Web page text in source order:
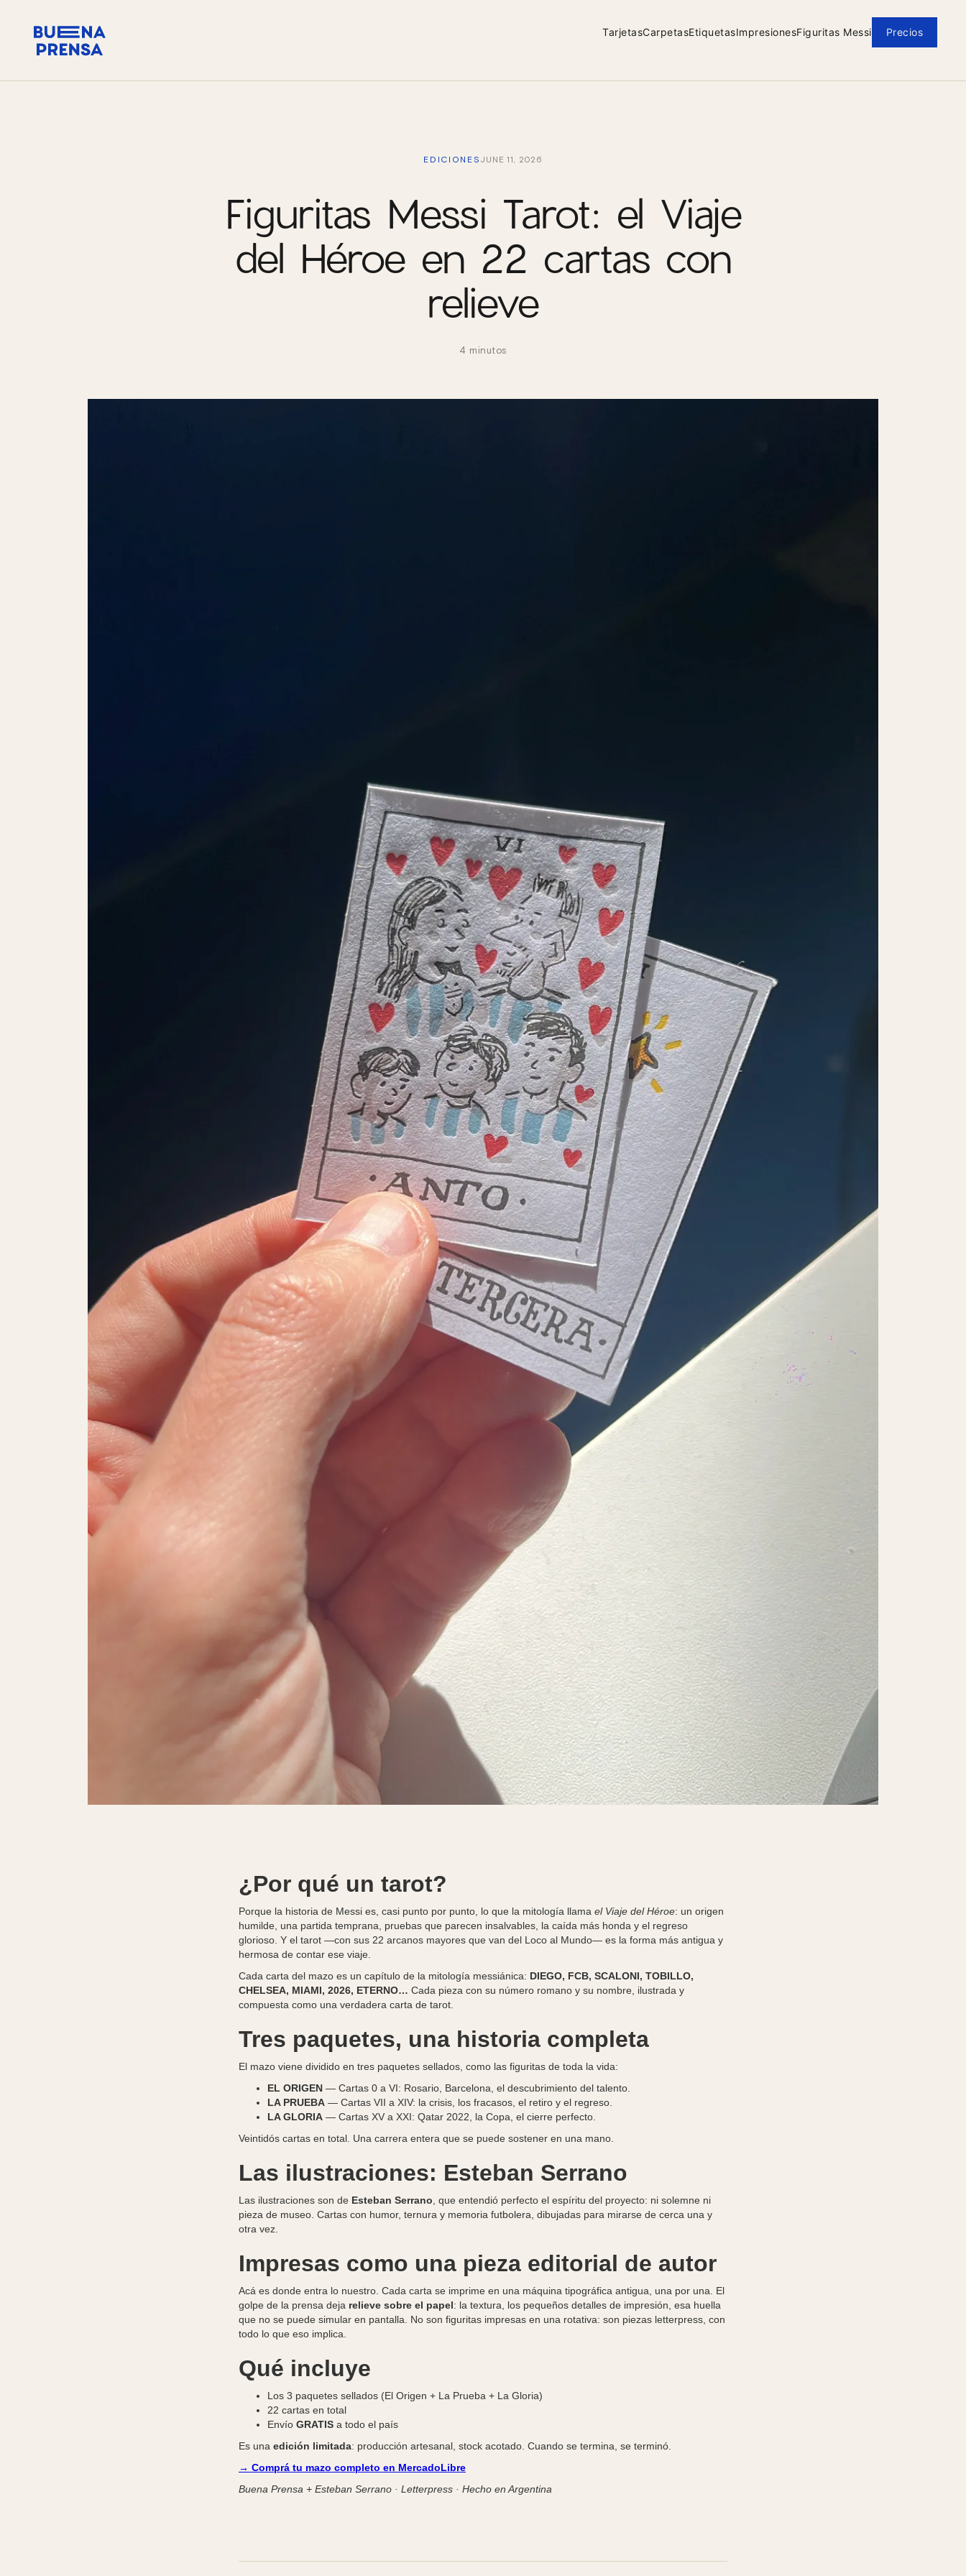
TarjetasCarpetasEtiquetasImpresionesFiguritas Messi Precios
EDICIONES JUNE 11, 2026
Figuritas Messi Tarot: el Viaje
del Héroe en 22 cartas con
relieve
4 minutos
¿Por qué un tarot?
Porque la historia de Messi es, casi punto por punto, lo que la mitología llama el Viaje del Héroe: un origen
humilde, una partida temprana, pruebas que parecen insalvables, la caída más honda y el regreso
glorioso. Y el tarot —con sus 22 arcanos mayores que van del Loco al Mundo— es la forma más antigua y
hermosa de contar ese viaje.
Cada carta del mazo es un capítulo de la mitología messiánica: DIEGO, FCB, SCALONI, TOBILLO,
CHELSEA, MIAMI, 2026, ETERNO… Cada pieza con su número romano y su nombre, ilustrada y
compuesta como una verdadera carta de tarot.
Tres paquetes, una historia completa
El mazo viene dividido en tres paquetes sellados, como las figuritas de toda la vida:
EL ORIGEN — Cartas 0 a VI: Rosario, Barcelona, el descubrimiento del talento.
LA PRUEBA — Cartas VII a XIV: la crisis, los fracasos, el retiro y el regreso.
LA GLORIA — Cartas XV a XXI: Qatar 2022, la Copa, el cierre perfecto.
Veintidós cartas en total. Una carrera entera que se puede sostener en una mano.
Las ilustraciones: Esteban Serrano
Las ilustraciones son de Esteban Serrano , que entendió perfecto el espíritu del proyecto: ni solemne ni
pieza de museo. Cartas con humor, ternura y memoria futbolera, dibujadas para mirarse de cerca una y
otra vez.
Impresas como una pieza editorial de autor
Acá es donde entra lo nuestro. Cada carta se imprime en una máquina tipográfica antigua, una por una. El
golpe de la prensa deja relieve sobre el papel: la textura, los pequeños detalles de impresión, esa huella
que no se puede simular en pantalla. No son figuritas impresas en una rotativa: son piezas letterpress, con
todo lo que eso implica.
Qué incluye
Los 3 paquetes sellados (El Origen + La Prueba + La Gloria)
22 cartas en total
Envío GRATIS a todo el país
Es una edición limitada: producción artesanal, stock acotado. Cuando se termina, se terminó.
→ Comprá tu mazo completo en MercadoLibre
Buena Prensa + Esteban Serrano · Letterpress · Hecho en Argentina